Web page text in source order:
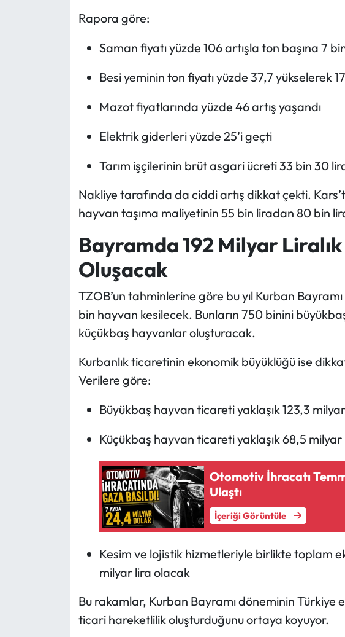
Rapora göre:
Saman fiyatı yüzde 106 artışla ton başına 7
Besi yeminin ton fiyatı yüzde 37,7 yükselerek
Mazot fiyatlarında yüzde 46 artış yaşandı
Elektrik giderleri yüzde 25’i geçti
Tarım işçilerinin brüt asgari ücreti 33 bin 30
Nakliye tarafında da ciddi artış dikkat çekti.
hayvan taşıma maliyetinin 55 bin liradan 80 bin
Bayramda 192 Milyar
Oluşacak
TZOB’un tahminlerine göre bu yıl Kurban
bin hayvan kesilecek. Bunların 750 binini
küçükbaş hayvanlar oluşturacak.
Kurbanlık ticaretinin ekonomik büyüklüğü ise
Verilere göre:
Büyükbaş hayvan ticareti yaklaşık 123,3
Küçükbaş hayvan ticareti yaklaşık 68,5 milyar
Otomotiv İhracatı
Ulaştı
İçeriği Görüntüle
Kesim ve lojistik hizmetleriyle birlikte toplam
milyar lira olacak
Bu rakamlar, Kurban Bayramı döneminin Türkiye
ticari hareketlilik oluşturduğunu ortaya koyuyor.